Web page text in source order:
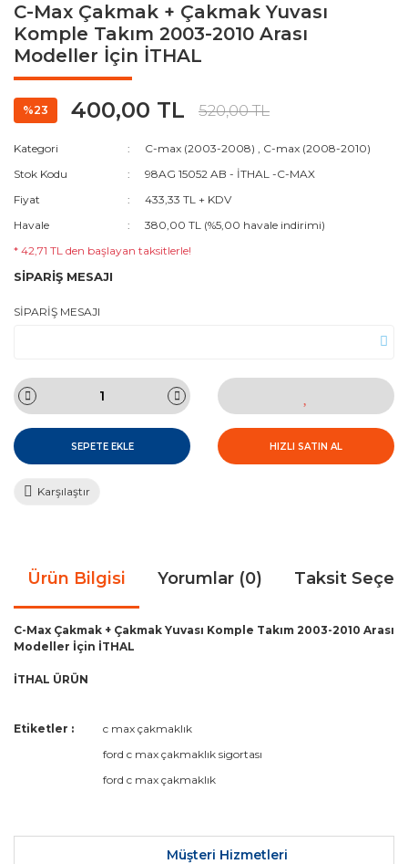
C-Max Çakmak + Çakmak Yuvası
Komple Takım 2003-2010 Arası
Modeller İçin İTHAL
%23 400,00 TL 520,00 TL
Kategori C-max (2003-2008) , C-max (2008-2010)
Stok Kodu
98AG 15052 AB - İTHAL -C-MAX
Fiyat
433,33 TL + KDV
Havale
380,00 TL (%5,00 havale indirimi)
* 42,71 TL den başlayan taksitlerle!
SİPARİŞ MESAJI
SİPARİŞ MESAJI
SEPETE EKLE HIZLI SATIN AL
Karşılaştır
Ürün Bilgisi Yorumlar (0) Taksit
C-Max Çakmak + Çakmak Yuvası Komple Takım 2003-2010 Arası
Modeller İçin İTHAL
İTHAL ÜRÜN
Bu ürüne ilk yorumu siz yapın!
Bu ürünün fiyat bilgisi, resim, ürün açıklamalarında ve diğer
kullanarak tarafımıza iletebilirsiniz.
Görüş ve önerileriniz için teşekkür ederiz.
Ürün açıklamasında eksik bilgiler bulunuyor.
Etiketler :
c max çakmaklık
ford c max çakmaklık sigortası
ford c max çakmaklık
Müşteri Hizmetleri